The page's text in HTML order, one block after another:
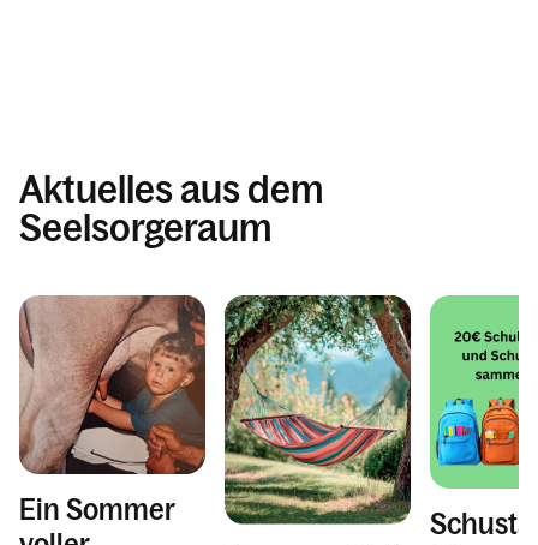
Aktuelles aus dem
Seelsorgeraum
Ein Sommer